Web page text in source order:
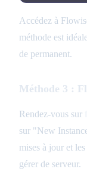
Accédez à
méthode est
de permanent.
Méthode 3 :
Rendez-vous sur
sur "New
mises à jour et
gérer de serveur.